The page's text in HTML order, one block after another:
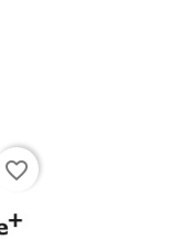
favorite_border